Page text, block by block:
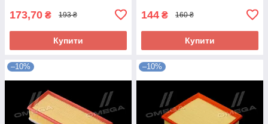
173,70 ₴ 193 ₴
Купити
144 ₴ 160 ₴
Купити
–10% –10%